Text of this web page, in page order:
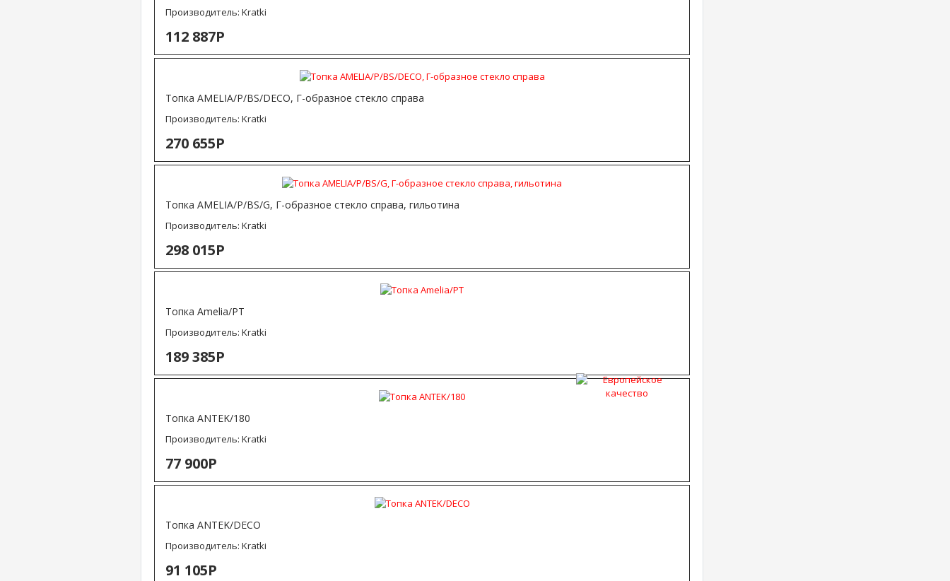
Производитель: Kratki
112 887Р
Топка AMELIA/P/BS/DECO, Г-образное стекло справа
Производитель: Kratki
270 655Р
Топка AMELIA/P/BS/G, Г-образное стекло справа, гильотина
Производитель: Kratki
298 015Р
Топка Amelia/PT
Производитель: Kratki
189 385Р
Топка ANTEK/180
Производитель: Kratki
77 900Р
Топка ANTEK/DECO
Производитель: Kratki
91 105Р